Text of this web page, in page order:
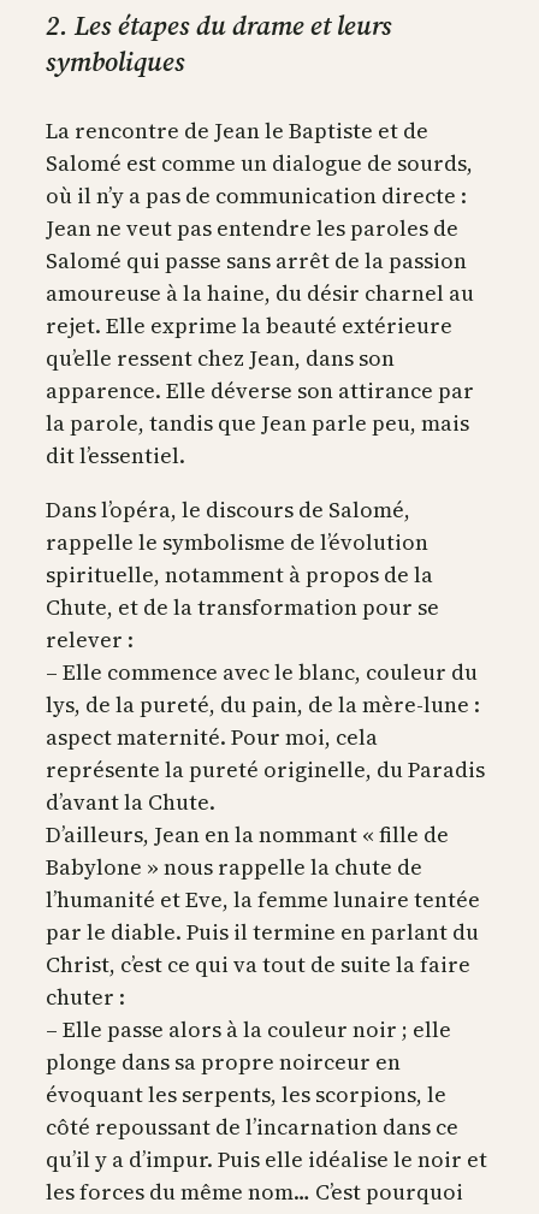
2. Les étapes du drame et leurs
symboliques
La rencontre de Jean le Baptiste et de
Salomé est comme un dialogue de sourds,
où il n’y a pas de communication directe :
Jean ne veut pas entendre les paroles de
Salomé qui passe sans arrêt de la passion
amoureuse à la haine, du désir charnel au
rejet. Elle exprime la beauté extérieure
qu’elle ressent chez Jean, dans son
apparence. Elle déverse son attirance par
la parole, tandis que Jean parle peu, mais
dit l’essentiel.
Dans l’opéra, le discours de Salomé,
rappelle le symbolisme de l’évolution
spirituelle, notamment à propos de la
Chute, et de la transformation pour se
relever :
– Elle commence avec le blanc, couleur du
lys, de la pureté, du pain, de la mère-lune :
aspect maternité. Pour moi, cela
représente la pureté originelle, du Paradis
d’avant la Chute.
D’ailleurs, Jean en la nommant « fille de
Babylone » nous rappelle la chute de
l’humanité et Eve, la femme lunaire tentée
par le diable. Puis il termine en parlant du
Christ, c’est ce qui va tout de suite la faire
chuter :
– Elle passe alors à la couleur noir ; elle
plonge dans sa propre noirceur en
évoquant les serpents, les scorpions, le
côté repoussant de l’incarnation dans ce
qu’il y a d’impur. Puis elle idéalise le noir et
les forces du même nom… C’est pourquoi